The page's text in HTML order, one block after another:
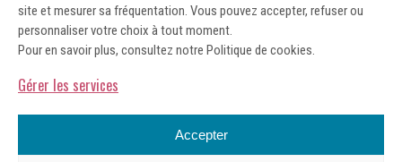
site et mesurer sa fréquentation. Vous pouvez accepter, refuser ou
personnaliser votre choix à tout moment.
Pour en savoir plus, consultez notre Politique de cookies.
Gérer les services
Accepter